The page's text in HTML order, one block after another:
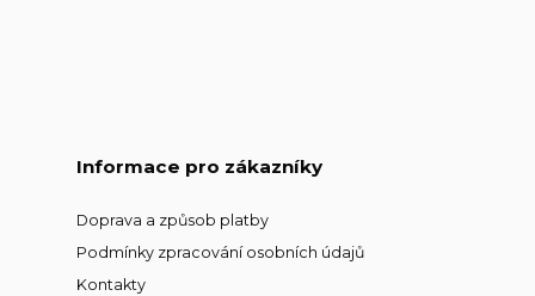
Informace pro zákazníky
Doprava a způsob platby
Podmínky zpracování osobních údajů
Kontakty